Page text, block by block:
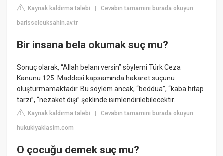
Kaynak kaldırma talebi |Cevabın tamamını burada okuyun:
barisselcuksahin.av.tr
Bir insana bela okumak suç mu?
Sonuç olarak, “Allah belanı versin” söylemi Türk Ceza
Kanunu 125. Maddesi kapsamında hakaret suçunu
oluşturmamaktadır. Bu söylem ancak, “beddua”, “kaba hitap
tarzı”, “nezaket dışı” şeklinde isimlendirilebilecektir.
Kaynak kaldırma talebi |Cevabın tamamını burada okuyun:
hukukiyaklasim.com
O çocuğu demek suç mu?